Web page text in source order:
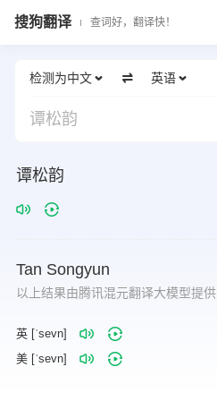
搜狗翻译 查词好，翻译快！
检测为中文 英语
谭松韵
谭松韵
Tan Songyun
以上结果由腾讯混元翻译大模型提供
英 [ˈsevn]
美 [ˈsevn]